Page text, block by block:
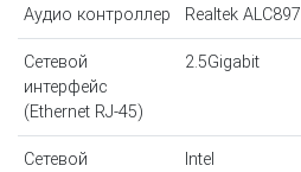
Аудио контроллер Realtek ALC897
Сетевой
интерфейс
(Ethernet RJ-45)
2.5Gigabit
Сетевой
Intel